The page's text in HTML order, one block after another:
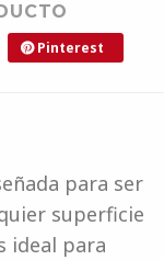
Pinterest
para ser
superficie
ideal para